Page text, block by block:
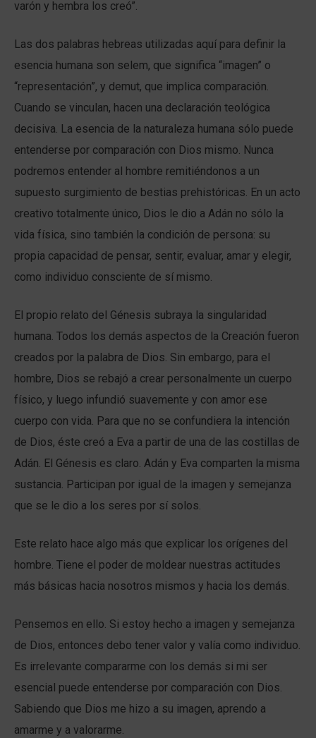
varón y hembra los creó”.
Las dos palabras hebreas utilizadas aquí para definir la
esencia humana son selem, que significa “imagen” o
“representación”, y demut, que implica comparación.
Cuando se vinculan, hacen una declaración teológica
decisiva. La esencia de la naturaleza humana sólo puede
entenderse por comparación con Dios mismo. Nunca
podremos entender al hombre remitiéndonos a un
supuesto surgimiento de bestias prehistóricas. En un acto
creativo totalmente único, Dios le dio a Adán no sólo la
vida física, sino también la condición de persona: su
propia capacidad de pensar, sentir, evaluar, amar y elegir,
como individuo consciente de sí mismo.
El propio relato del Génesis subraya la singularidad
humana. Todos los demás aspectos de la Creación fueron
creados por la palabra de Dios. Sin embargo, para el
hombre, Dios se rebajó a crear personalmente un cuerpo
físico, y luego infundió suavemente y con amor ese
cuerpo con vida. Para que no se confundiera la intención
de Dios, éste creó a Eva a partir de una de las costillas de
Adán. El Génesis es claro. Adán y Eva comparten la misma
sustancia. Participan por igual de la imagen y semejanza
que se le dio a los seres por sí solos.
Este relato hace algo más que explicar los orígenes del
hombre. Tiene el poder de moldear nuestras actitudes
más básicas hacia nosotros mismos y hacia los demás.
Pensemos en ello. Si estoy hecho a imagen y semejanza
de Dios, entonces debo tener valor y valía como individuo.
Es irrelevante compararme con los demás si mi ser
esencial puede entenderse por comparación con Dios.
Sabiendo que Dios me hizo a su imagen, aprendo a
amarme y a valorarme.